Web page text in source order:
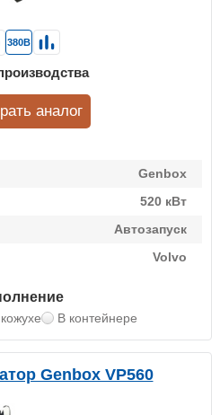
Genbox
520 кВт
Автозапуск
Volvo
В контейнере
380В
аналог
Genbox VP560